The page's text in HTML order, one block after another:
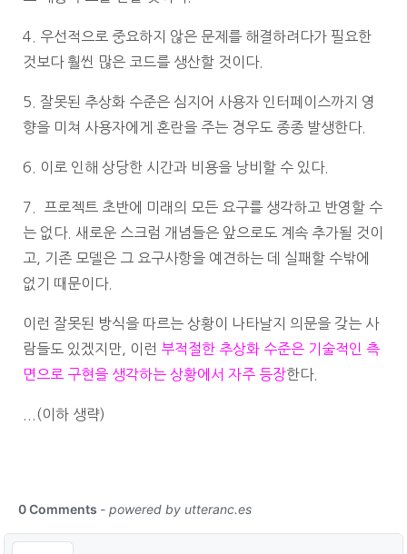
4. 우선적으로 중요하지 않은 문제를 해결하려다가 필요한
것보다 훨씬 많은 코드를 생산할 것이다.
5. 잘못된 추상화 수준은 심지어 사용자 인터페이스까지 영
향을 미쳐 사용자에게 혼란을 주는 경우도 종종 발생한다.
6. 이로 인해 상당한 시간과 비용을 낭비할 수 있다.
7.
프로젝트 초반에 미래의 모든 요구를 생각하고 반영할 수
는 없다. 새로운 스크럼 개념들은 앞으로도 계속 추가될 것이
고,
기존 모델은 그 요구사항을 예견하는 데 실패할 수밖에
없기 때문이다.
이런 잘못된 방식을 따르는 상황이 나타날지 의문을 갖는 사
람들도 있겠지만,
이런 부적절한 추상화 수준은 기술적인 측
면으로 구현을 생각하는 상황에서 자주 등장한다.
...(이하 생략)